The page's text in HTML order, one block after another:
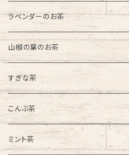
ラベンダーのお茶
山椒の葉のお茶
すぎな茶
こんぶ茶
ミント茶